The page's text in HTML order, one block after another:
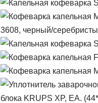
3608, черный/
блока KRUPS XP, EA.